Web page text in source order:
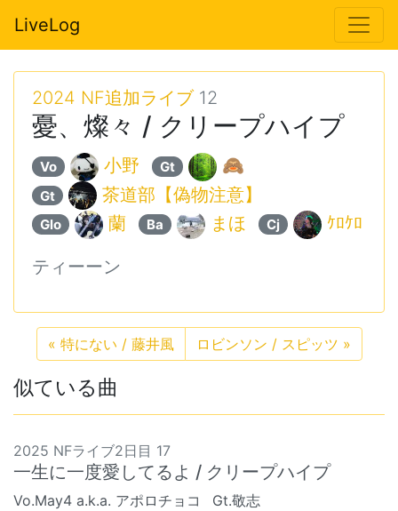
LiveLog
2024 NF追加ライブ12
憂、燦々 / クリープハイプ
Vo 小野 Gt 🙈
Gt 茶道部【偽物注意】
Glo 蘭 Ba まほ Cj ｹﾛｹﾛ
ティーーン
« 特にない / 藤井風 ロビンソン / スピッツ »
似ている曲
2025 NFライブ2日目 17
一生に一度愛してるよ / クリープハイプ
Vo.May4 a.k.a. アポロチョコ
Gt.敬志